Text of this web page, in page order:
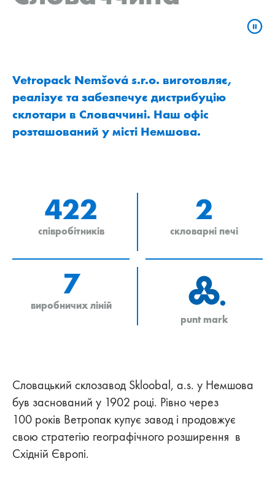
Vetropack Nemšová s.r.o. виготовляє,
реалізує та забезпечує дистрибуцію
склотари в Словаччині. Наш офіс
розташований у місті Немшова.
422
співробітників
2
скловарні печі
7
виробничих ліній
punt mark
Словацький склозавод Skloobal, a.s. у Немшова
був заснований у 1902 році. Рівно через
100 років Ветропак купує завод і продовжує
свою стратегію географічного розширення в
Східній Європі.